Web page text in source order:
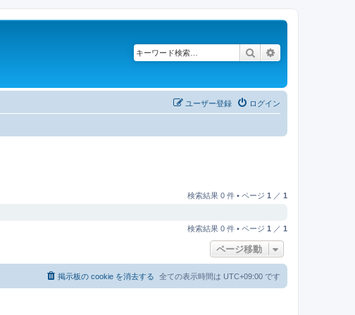
検索
ログイン
ユーザー登録
検索結果 0 件 • ページ 1 ／ 1
検索結果 0 件 • ページ 1 ／ 1
ページ移動
全ての表示時間は UTC+09:00 です
掲示板の cookie を消去する